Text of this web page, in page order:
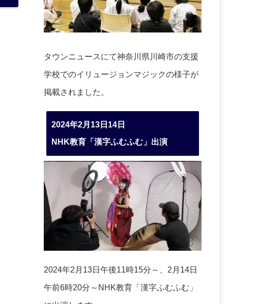
タウンニュースにて神奈川県川崎市の支援
学校でのイリュージョンマジックの様子が
掲載されました。
2024年2月13日14日
NHK教育「漢字ふむふむ」出演
2024年2月13日午後11時15分～、2月14日
午前6時20分～NHK教育「漢字ふむふむ」